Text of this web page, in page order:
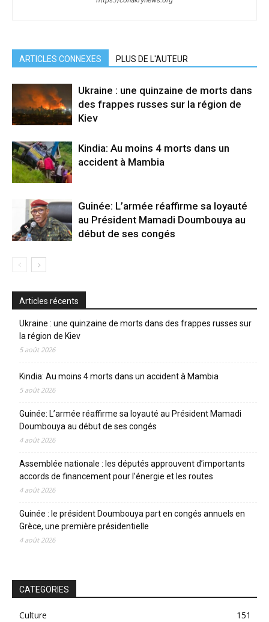
ARTICLES CONNEXES PLUS DE L'AUTEUR
Ukraine : une quinzaine de morts dans
des frappes russes sur la région de
Kiev
Kindia: Au moins 4 morts dans un
accident à Mambia
Guinée: L’armée réaffirme sa loyauté
au Président Mamadi Doumbouya au
début de ses congés
Articles récents
Ukraine : une quinzaine de morts dans des frappes russes sur
la région de Kiev
5 août 2026
Kindia: Au moins 4 morts dans un accident à Mambia
5 août 2026
Guinée: L’armée réaffirme sa loyauté au Président Mamadi
Doumbouya au début de ses congés
4 août 2026
Assemblée nationale : les députés approuvent d’importants
accords de financement pour l’énergie et les routes
4 août 2026
Guinée : le président Doumbouya part en congés annuels en
Grèce, une première présidentielle
4 août 2026
CATEGORIES
Culture
151